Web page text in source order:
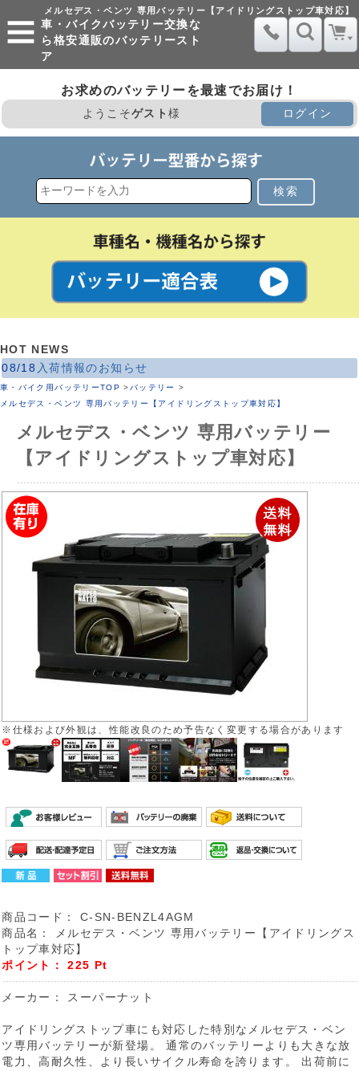
メルセデス・ベンツ 専用バッテリー【アイドリングストップ車対応】
車・バイクバッテリー交換な
ら格安通販のバッテリースト
ア
お求めのバッテリーを最速でお届け！
ようこそゲスト様 ログイン
検索
HOT NEWS
08/18 入荷情報のお知らせ
車・バイク用バッテリーTOP >バッテリー
>
メルセデス・ベンツ 専用バッテリー【アイドリングストップ車対応】
メルセデス・ベンツ 専用バッテリー
【アイドリングストップ車対応】
※仕様および外観は、性能改良のため予告なく変更する場合があります
商品コード：
C-SN-BENZL4AGM
商品名：
メルセデス・ベンツ 専用バッテリー【アイドリングス
トップ車対応】
ポイント：225 Pt
メーカー： スーパーナット
アイドリングストップ車にも対応した特別なメルセデス・ベン
ツ専用バッテリーが新登場。 通常のバッテリーよりも大きな放
電力、高耐久性、より長いサイクル寿命を誇ります。 出荷前に